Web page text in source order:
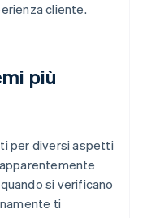
cliente.
più
per diversi aspetti
si verificano
ti